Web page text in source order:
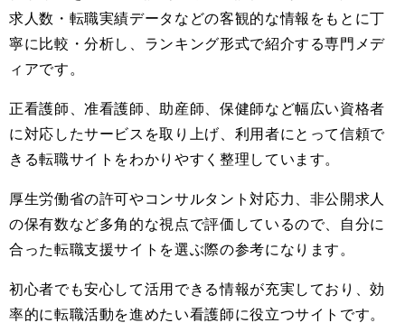
求人数・転職実績データなどの客観的な情報をもとに丁
寧に比較・分析し、ランキング形式で紹介する専門メデ
ィアです。
正看護師、准看護師、助産師、保健師など幅広い資格者
に対応したサービスを取り上げ、利用者にとって信頼で
きる転職サイトをわかりやすく整理しています。
厚生労働省の許可やコンサルタント対応力、非公開求人
の保有数など多角的な視点で評価しているので、自分に
合った転職支援サイトを選ぶ際の参考になります。
初心者でも安心して活用できる情報が充実しており、効
率的に転職活動を進めたい看護師に役立つサイトです。